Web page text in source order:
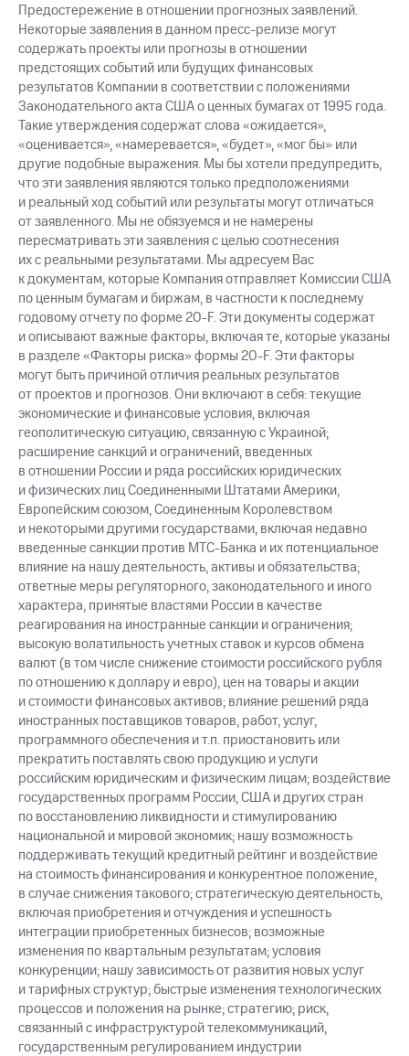
Предостережение в отношении прогнозных заявлений.
Некоторые заявления в данном пресс-релизе могут
содержать проекты или прогнозы в отношении
предстоящих событий или будущих финансовых
результатов Компании в соответствии с положениями
Законодательного акта США о ценных бумагах от 1995 года.
Такие утверждения содержат слова «ожидается»,
«оценивается», «намеревается», «будет», «мог бы» или
другие подобные выражения. Мы бы хотели предупредить,
что эти заявления являются только предположениями
и реальный ход событий или результаты могут отличаться
от заявленного. Мы не обязуемся и не намерены
пересматривать эти заявления с целью соотнесения
их с реальными результатами. Мы адресуем Вас
к документам, которые Компания отправляет Комиссии США
по ценным бумагам и биржам, в частности к последнему
годовому отчету по форме 20-F. Эти документы содержат
и описывают важные факторы, включая те, которые указаны
в разделе «Факторы риска» формы 20-F. Эти факторы
могут быть причиной отличия реальных результатов
от проектов и прогнозов. Они включают в себя: текущие
экономические и финансовые условия, включая
геополитическую ситуацию, связанную с Украиной;
расширение санкций и ограничений, введенных
в отношении России и ряда российских юридических
и физических лиц Соединенными Штатами Америки,
Европейским союзом, Соединенным Королевством
и некоторыми другими государствами, включая недавно
введенные санкции против МТС-Банка и их потенциальное
влияние на нашу деятельность, активы и обязательства;
ответные меры регуляторного, законодательного и иного
характера, принятые властями России в качестве
реагирования на иностранные санкции и ограничения;
высокую волатильность учетных ставок и курсов обмена
валют (в том числе снижение стоимости российского рубля
по отношению к доллару и евро), цен на товары и акции
и стоимости финансовых активов; влияние решений ряда
иностранных поставщиков товаров, работ, услуг,
программного обеспечения и т.п. приостановить или
прекратить поставлять свою продукцию и услуги
российским юридическим и физическим лицам; воздействие
государственных программ России, США и других стран
по восстановлению ликвидности и стимулированию
национальной и мировой экономик; нашу возможность
поддерживать текущий кредитный рейтинг и воздействие
на стоимость финансирования и конкурентное положение,
в случае снижения такового; стратегическую деятельность,
включая приобретения и отчуждения и успешность
интеграции приобретенных бизнесов; возможные
изменения по квартальным результатам; условия
конкуренции; нашу зависимость от развития новых услуг
и тарифных структур; быстрые изменения технологических
процессов и положения на рынке; стратегию; риск,
связанный с инфраструктурой телекоммуникаций,
государственным регулированием индустрии